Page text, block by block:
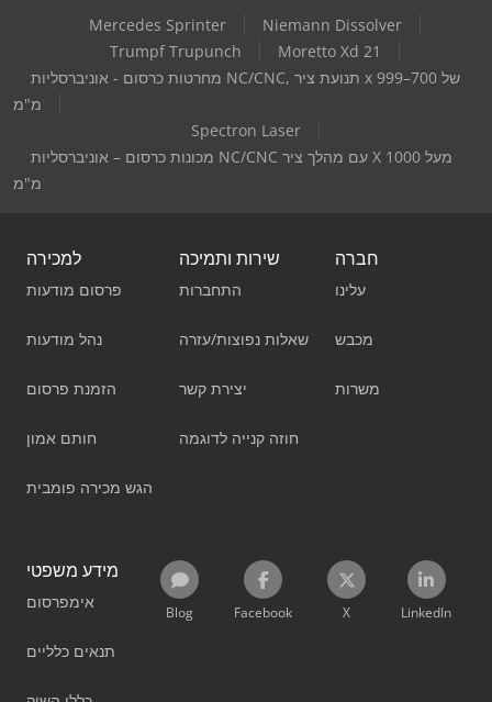
Mercedes Sprinter
Niemann Dissolver
Trumpf Trupunch
Moretto Xd 21
מחרטות כרסום - אוניברסליות NC/CNC, תנועת ציר x של 700–999
מ"מ
Spectron Laser
מכונות כרסום – אוניברסליות NC/CNC עם מהלך ציר X מעל 1000
מ"מ
למכירה
פרסום מודעות
נהל מודעות
הזמנת פרסום
חותם אמון
הגש מכירה פומבית
שירות ותמיכה
התחברות
שאלות נפוצות/עזרה
יצירת קשר
חוזה קנייה לדוגמה
חברה
עלינו
מכבש
משרות
מידע משפטי
אימפרסום
תנאים כלליים
Blog Facebook X LinkedIn